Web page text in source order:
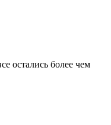
остались более чем